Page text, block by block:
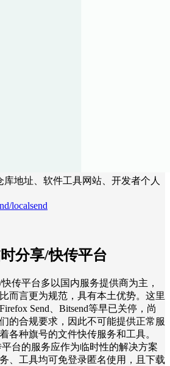
库地址、软件工具网站、开发者个人
localsend
分享/快传平台
传平台多以国内服务提供商为主，
而言更为规范，具有本土优势。这里
Send、Bitsend等早已关停，尚
的合规要求，因此不可能提供正常服
各种旗号的文件快传服务和工具。
台的服务应作为临时性的解决方案
、工具均可免登录匿名使用，且下载